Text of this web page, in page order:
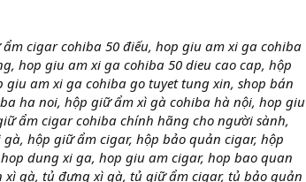
cigar cohiba 50 điếu, hop giu am xi ga cohiba
hop giu am xi ga cohiba 50 dieu cao cap, hộp
am xi ga cohiba go tuyet tung xin, shop bán
ha noi, hộp giữ ẩm xì gà cohiba hà nội, hop giu
ẩm cigar cohiba chính hãng cho người sành,
hộp giữ ẩm cigar, hộp bảo quản cigar, hộp
dung xi ga, hop giu am cigar, hop bao quan
gà, tủ đựng xì gà, tủ giữ ẩm cigar, tủ bảo quản